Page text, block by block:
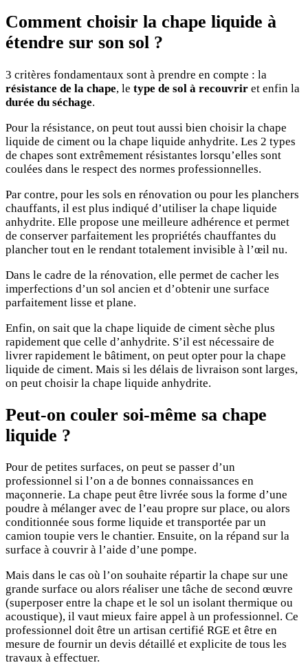
Comment choisir la chape liquide à
étendre sur son sol ?
3 critères fondamentaux sont à prendre en compte : la
résistance de la chape, le type de sol à recouvrir et enfin la
durée du séchage.
Pour la résistance, on peut tout aussi bien choisir la chape
liquide de ciment ou la chape liquide anhydrite. Les 2 types
de chapes sont extrêmement résistantes lorsqu’elles sont
coulées dans le respect des normes professionnelles.
Par contre, pour les sols en rénovation ou pour les planchers
chauffants, il est plus indiqué d’utiliser la chape liquide
anhydrite. Elle propose une meilleure adhérence et permet
de conserver parfaitement les propriétés chauffantes du
plancher tout en le rendant totalement invisible à l’œil nu.
Dans le cadre de la rénovation, elle permet de cacher les
imperfections d’un sol ancien et d’obtenir une surface
parfaitement lisse et plane.
Enfin, on sait que la chape liquide de ciment sèche plus
rapidement que celle d’anhydrite. S’il est nécessaire de
livrer rapidement le bâtiment, on peut opter pour la chape
liquide de ciment. Mais si les délais de livraison sont larges,
on peut choisir la chape liquide anhydrite.
Peut-on couler soi-même sa chape
liquide ?
Pour de petites surfaces, on peut se passer d’un
professionnel si l’on a de bonnes connaissances en
maçonnerie. La chape peut être livrée sous la forme d’une
poudre à mélanger avec de l’eau propre sur place, ou alors
conditionnée sous forme liquide et transportée par un
camion toupie vers le chantier. Ensuite, on la répand sur la
surface à couvrir à l’aide d’une pompe.
Mais dans le cas où l’on souhaite répartir la chape sur une
grande surface ou alors réaliser une tâche de second œuvre
(superposer entre la chape et le sol un isolant thermique ou
acoustique), il vaut mieux faire appel à un professionnel. Ce
professionnel doit être un artisan certifié RGE et être en
mesure de fournir un devis détaillé et explicite de tous les
travaux à effectuer.